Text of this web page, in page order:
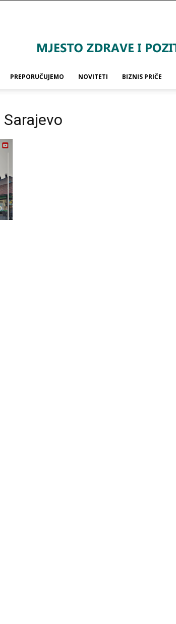
PREPORUČUJEMO NOVITETI BIZNIS PRIČE